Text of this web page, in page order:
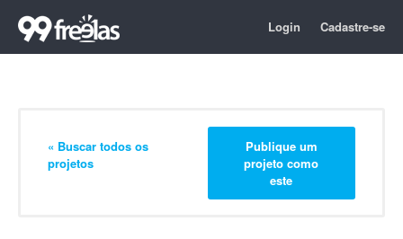
Login Cadastre-se
« Buscar todos os
projetos
Publique um
projeto como
este